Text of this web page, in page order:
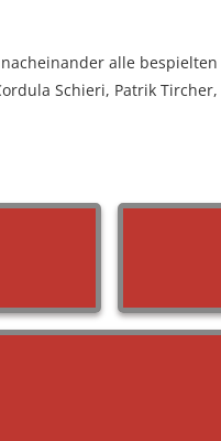
alle bespielten
Schieri, Patrik